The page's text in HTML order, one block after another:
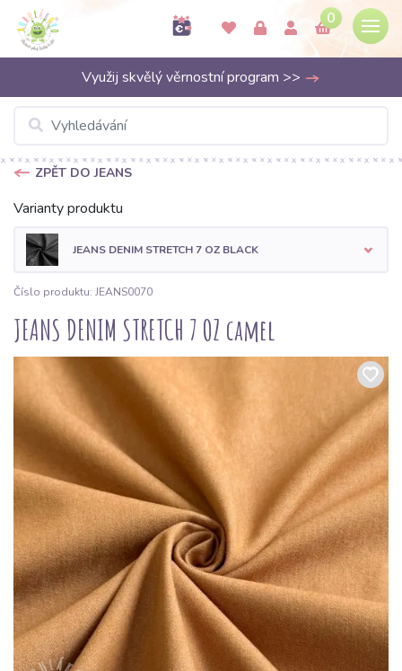
0
Využij skvělý věrnostní program >>
ZPĚT DO JEANS
Varianty produktu
JEANS DENIM STRETCH 7 OZ BLACK
Číslo produktu: JEANS0070
JEANS DENIM STRETCH 7 OZ camel